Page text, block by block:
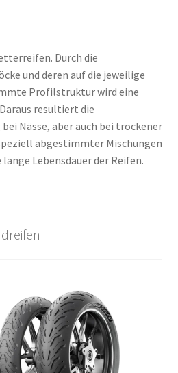
Durch die
und deren auf die jeweilige
Profilstruktur wird eine
resultiert die
Nässe, aber auch bei trockener
abgestimmter Mischungen
Lebensdauer der Reifen.